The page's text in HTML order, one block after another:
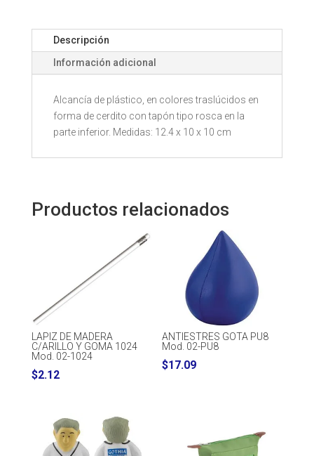
Descripción
Información adicional
Alcancía de plástico, en colores traslúcidos en
forma de cerdito con tapón tipo rosca en la
parte inferior. Medidas: 12.4 x 10 x 10 cm
Productos relacionados
LAPIZ DE MADERA
C/ARILLO Y GOMA 1024
Mod. 02-1024
$2.12
ANTIESTRES GOTA PU8
Mod. 02-PU8
$17.09